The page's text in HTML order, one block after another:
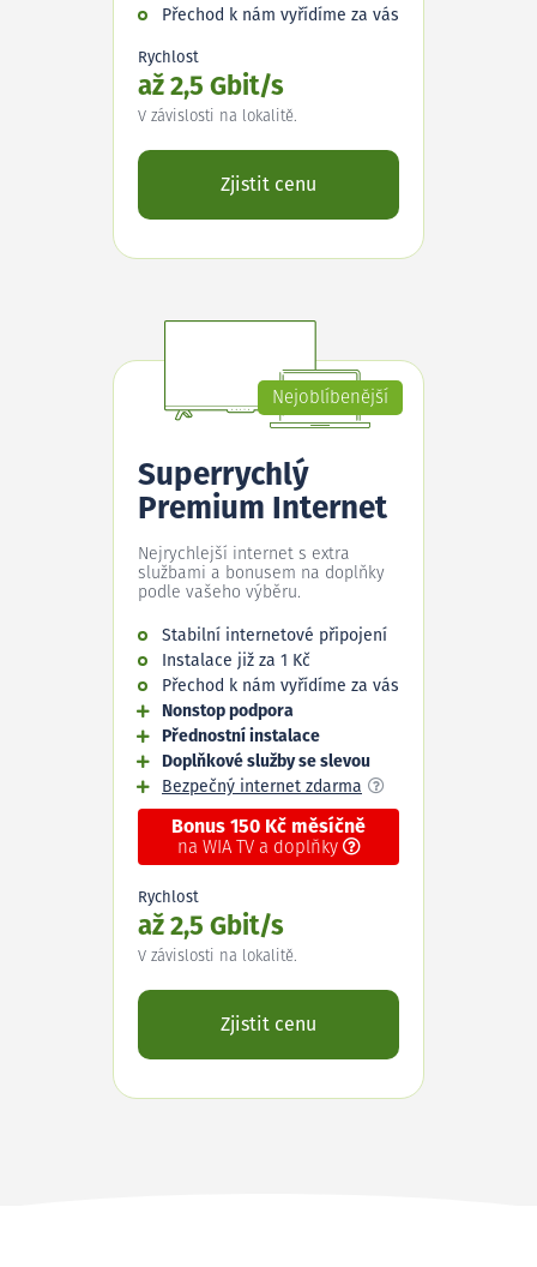
Přechod k nám vyřídíme za vás
Rychlost
až 2,5 Gbit/s
V závislosti na lokalitě.
Zjistit cenu
Nejoblíbenější
Superrychlý
Premium Internet
Nejrychlejší internet s extra
službami a bonusem na doplňky
podle vašeho výběru.
Stabilní internetové připojení
Instalace již za 1 Kč
Přechod k nám vyřídíme za vás
Nonstop podpora
Přednostní instalace
Doplňkové služby se slevou
Bezpečný internet zdarma
Bonus 150 Kč měsíčně
na WIA TV a doplňky
Rychlost
až 2,5 Gbit/s
V závislosti na lokalitě.
Zjistit cenu